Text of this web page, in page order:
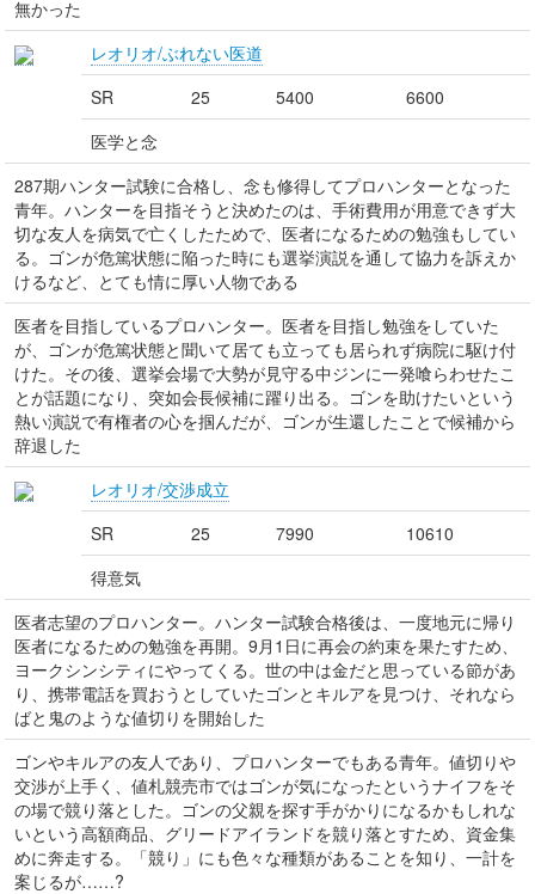
無かった
レオリオ/ぶれない医道
SR
25 5400
6600
医学と念
287期ハンター試験に合格し、念も修得してプロハンターとなった
青年。ハンターを目指そうと決めたのは、手術費用が用意できず大
切な友人を病気で亡くしたためで、医者になるための勉強もしてい
る。ゴンが危篤状態に陥った時にも選挙演説を通して協力を訴えか
けるなど、とても情に厚い人物である
医者を目指しているプロハンター。医者を目指し勉強をしていた
が、ゴンが危篤状態と聞いて居ても立っても居られず病院に駆け付
けた。その後、選挙会場で大勢が見守る中ジンに一発喰らわせたこ
とが話題になり、突如会長候補に躍り出る。ゴンを助けたいという
熱い演説で有権者の心を掴んだが、ゴンが生還したことで候補から
辞退した
レオリオ/交渉成立
SR
25 7990
10610
得意気
医者志望のプロハンター。ハンター試験合格後は、一度地元に帰り
医者になるための勉強を再開。9月1日に再会の約束を果たすため、
ヨークシンシティにやってくる。世の中は金だと思っている節があ
り、携帯電話を買おうとしていたゴンとキルアを見つけ、それなら
ばと鬼のような値切りを開始した
ゴンやキルアの友人であり、プロハンターでもある青年。値切りや
交渉が上手く、値札競売市ではゴンが気になったというナイフをそ
の場で競り落とした。ゴンの父親を探す手がかりになるかもしれな
いという高額商品、グリードアイランドを競り落とすため、資金集
めに奔走する。「競り」にも色々な種類があることを知り、一計を
案じるが……?